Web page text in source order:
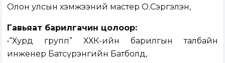
Олон улсын хэмжээний мастер О.Сэргэлэн,
Гавьяат барилгачин цолоор:
•“Хурд групп” ХХК-ийн барилгын талбайн
инженер Батсүрэнгийн Батболд,